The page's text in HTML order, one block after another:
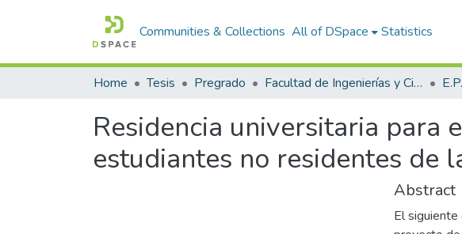
Communities & Collections All of DSpace Statistics
Home Tesis Pregrado Facultad de Ingenierías y Ciencias Puras
Residencia universitaria
estudiantes no residentes de
Abstract
El